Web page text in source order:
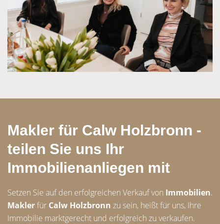
Makler für Calw Holzbronn -
teilen Sie uns Ihr
Immobilienanliegen mit
Setzen Sie auf den erfolgreichen Verkauf von Immobilien.
Maklerfür Calw Holzbronn zu sein, heißt für uns, Ihre
Immobilie marktgerecht und erfolgreich zu verkaufen.